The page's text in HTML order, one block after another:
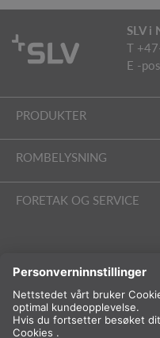
SLV i
T
E -
PRODUKTER
ROMBELYSNING
FORETAK OG SERVICE